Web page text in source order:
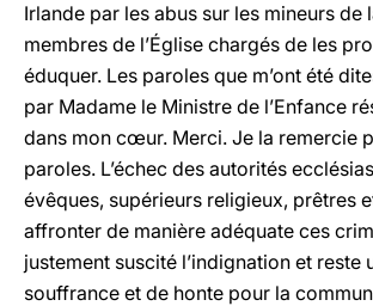
Irlande par les abus sur les mineurs de
membres de l’Église chargés de les
éduquer. Les paroles que m’ont été
par Madame le Ministre de l’Enfance
dans mon cœur. Merci. Je la remercie
paroles. L’échec des autorités
évêques, supérieurs religieux, prêtres
affronter de manière adéquate ces
justement suscité l’indignation et reste
souffrance et de honte pour la